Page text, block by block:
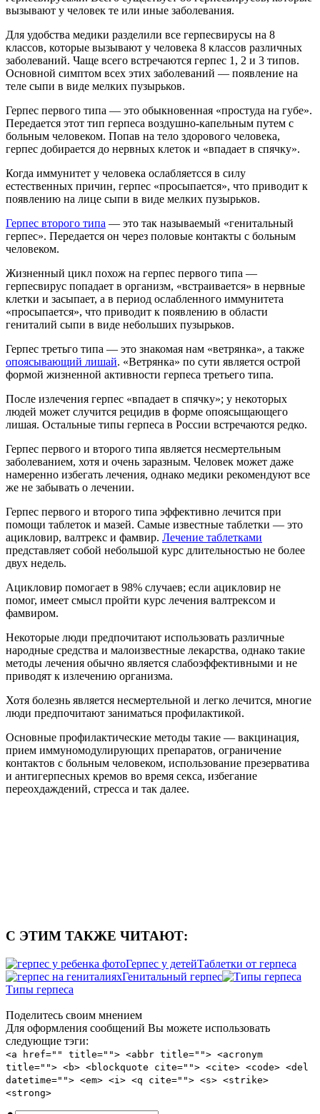
вызывают у человек те или иные заболевания.
Для удобства медики разделили все герпесвирусы на 8
классов, которые вызывают у человека 8 классов различных
заболеваний. Чаще всего встречаются герпес 1, 2 и 3 типов.
Основной симптом всех этих заболеваний — появление на
теле сыпи в виде мелких пузырьков.
Герпес первого типа — это обыкновенная «простуда на губе».
Передается этот тип герпеса воздушно-капельным путем с
больным человеком. Попав на тело здорового человека,
герпес добирается до нервных клеток и «впадает в спячку».
Когда иммунитет у человека ослабляетсся в силу
естественных причин, герпес «просыпается», что приводит к
появлению на лице сыпи в виде мелких пузырьков.
Герпес второго типа — это так называемый «генитальный
герпес». Передается он через половые контакты с больным
человеком.
Жизненный цикл похож на герпес первого типа —
герпесвирус попадает в организм, «встраивается» в нервные
клетки и засыпает, а в период ослабленного иммунитета
«просыпается», что приводит к появлению в области
гениталий сыпи в виде небольших пузырьков.
Герпес третьго типа — это знакомая нам «ветрянка», а также
опоясывающий лишай. «Ветрянка» по сути является острой
формой жизненной активности герпеса третьего типа.
После излечения герпес «впадает в спячку»; у некоторых
людей может случится рецидив в форме опоясыщающего
лишая. Остальные типы герпеса в России встречаются редко.
Герпес первого и второго типа является несмертельным
заболеванием, хотя и очень заразным. Человек может даже
намеренно избегать лечения, однако медики рекомендуют все
же не забывать о лечении.
Герпес первого и второго типа эффективно лечится при
помощи таблеток и мазей. Самые известные таблетки — это
ацикловир, валтрекс и фамвир. Лечение таблетками
представляет собой небольшой курс длительностью не более
двух недель.
Ацикловир помогает в 98% случаев; если ацикловир не
помог, имеет смысл пройти курс лечения валтрексом и
фамвиром.
Некоторые люди предпочитают использовать различные
народные средства и малоизвестные лекарства, однако такие
методы лечения обычно является слабоэффективными и не
приводят к излечению организма.
Хотя болезнь является несмертельной и легко лечится, многие
люди предпочитают заниматься профилактикой.
Основные профилактические методы такие — вакцинация,
прием иммуномодулирующих препаратов, ограничение
контактов с больным человеком, использование презерватива
и антигерпесных кремов во время секса, избегание
переохдаждений, стресса и так далее.
С ЭТИМ ТАКЖЕ ЧИТАЮТ:
Герпес у детейТаблетки от герпеса
Генитальный герпес
Типы герпеса
Поделитесь своим мнением
Для оформления сообщений Вы можете использовать
следующие тэги:
<a href="" title=""> <abbr title=""> <acronym
title=""> <b> <blockquote cite=""> <cite> <code> <del
datetime=""> <em> <i> <q cite=""> <s> <strike>
<strong>